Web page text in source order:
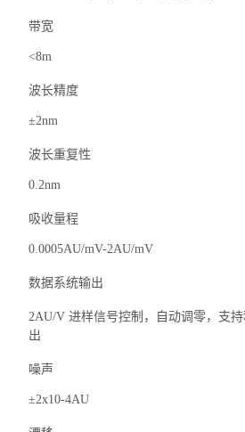
带宽
<8m
波长精度
±2nm
波长重复性
0.2nm
吸收量程
0.0005AU/mV-2AU/mV
数据系统输出
2AU/V 进样信号控制，自动调零，支
出
噪声
±2x10-4AU